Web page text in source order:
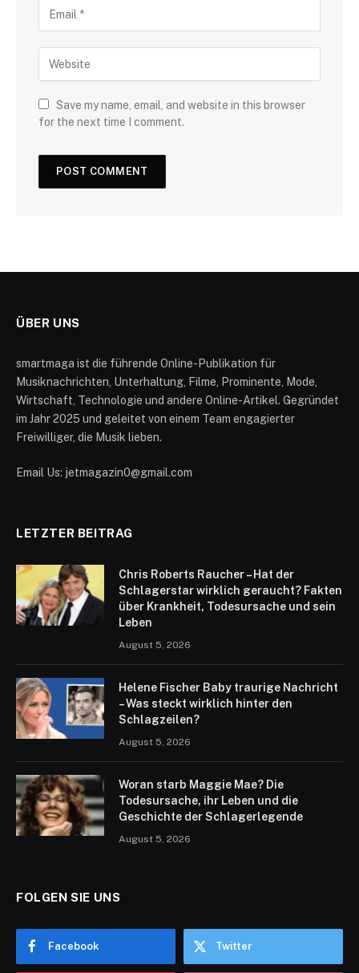
Save my name, email, and website in this browser
for the next time I comment.
ÜBER UNS
smartmaga ist die führende Online-Publikation für
Musiknachrichten, Unterhaltung, Filme, Prominente, Mode,
Wirtschaft, Technologie und andere Online-Artikel. Gegründet
im Jahr 2025 und geleitet von einem Team engagierter
Freiwilliger, die Musik lieben.
Email Us: jetmagazin0@gmail.com
LETZTER BEITRAG
Chris Roberts Raucher – Hat der
Schlagerstar wirklich geraucht? Fakten
über Krankheit, Todesursache und sein
Leben
August 5, 2026
Helene Fischer Baby traurige Nachricht
– Was steckt wirklich hinter den
Schlagzeilen?
August 5, 2026
Woran starb Maggie Mae? Die
Todesursache, ihr Leben und die
Geschichte der Schlagerlegende
August 5, 2026
FOLGEN SIE UNS
Facebook Twitter